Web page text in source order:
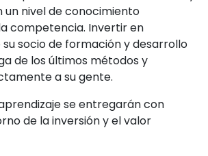
un nivel de conocimiento
competencia. Invertir en
socio de formación y desarrollo
de los últimos métodos y
a su gente.
se entregarán con
de la inversión y el valor